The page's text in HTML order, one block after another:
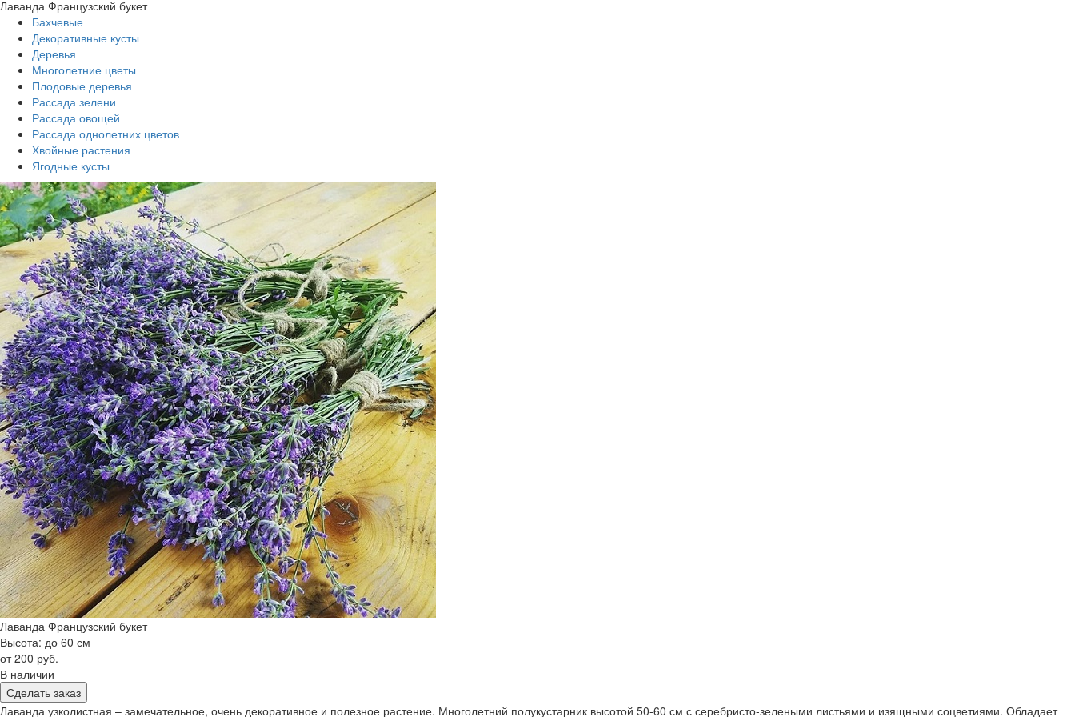
Лаванда Французский букет
Бахчевые
Декоративные кусты
Деревья
Многолетние цветы
Плодовые деревья
Рассада зелени
Рассада овощей
Рассада однолетних цветов
Хвойные растения
Ягодные кусты
Лаванда Французский букет
Высота: до 60 см
от 200 руб.
В наличии
Сделать заказ
Лаванда узколистная – замечательное, очень декоративное и полезное растение. Многолетний полукустарник высотой 50-60 см с серебристо-зелеными листьями и изящными соцветиями. Обладает